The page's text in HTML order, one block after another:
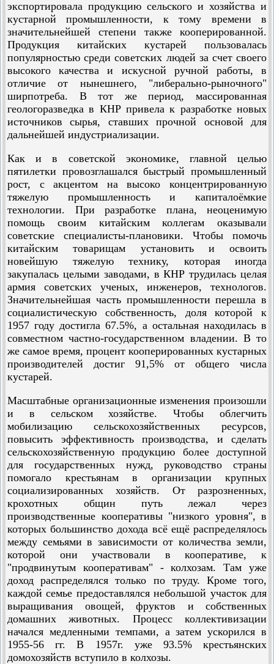
экспортировала продукцию сельского и хозяйства и
кустарной промышленности, к тому времени в
значительнейшей степени также кооперированной.
Продукция китайских кустарей пользовалась
популярностью среди советских людей за счет своего
высокого качества и искусной ручной работы, в
отличие от нынешнего, "либерально-рыночного"
ширпотреба. В тот же период, массированная
геологоразведка в КНР привела к разработке новых
источников сырья, ставших прочной основой для
дальнейшей индустриализации.
Как и в советской экономике, главной целью
пятилетки провозглашался быстрый промышленный
рост, с акцентом на высоко концентрированную
тяжелую промышленность и капиталоёмкие
технологии. При разработке плана, неоценимую
помощь своим китайским коллегам оказывали
советские специалисты-плановики. Чтобы помочь
китайским товарищам установить и освоить
новейшую тяжелую технику, которая иногда
закупалась целыми заводами, в КНР трудилась целая
армия советских ученых, инженеров, технологов.
Значительнейшая часть промышленности перешла в
социалистическую собственность, доля которой к
1957 году достигла 67.5%, а остальная находилась в
совместном частно-государственном владении. В то
же самое время, процент кооперированных кустарных
производителей достиг 91,5% от общего числа
кустарей.
Масштабные организационные изменения произошли
и в сельском хозяйстве. Чтобы облегчить
мобилизацию сельскохозяйственных ресурсов,
повысить эффективность производства, и сделать
сельскохозяйственную продукцию более доступной
для государственных нужд, руководство страны
помогало крестьянам в организации крупных
социализированных хозяйств. От разрозненных,
крохотных общин путь лежал через
производственные кооперативы "низкого уровня", в
которых большинство дохода всё ещё распределялось
между семьями в зависимости от количества земли,
которой они участвовали в кооперативе, к
"продвинутым кооперативам" - колхозам. Там уже
доход распределялся только по труду. Кроме того,
каждой семье предоставлялся небольшой участок для
выращивания овощей, фруктов и собственных
домашних животных. Процесс коллективизации
начался медленными темпами, а затем ускорился в
1955-56 гг. В 1957г. уже 93.5% крестьянских
домохозяйств вступило в колхозы.